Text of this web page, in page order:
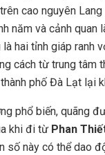
cao nguyên
năm và cảnh quan
là hai tỉnh giáp ranh
cách từ trung tâm
phố Đà Lạt lại
phổ biến, quãng
khi đi từ Phan
số này có thể dao